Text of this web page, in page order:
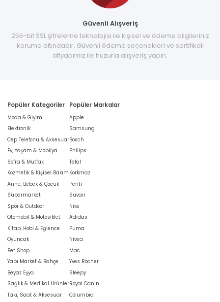
Güvenli Alışveriş
256-bit SSL şifreleme teknolojisi ile kişisel ve ödeme bilgileriniz
koruma altındadır. Güvenli ödeme seçenekleri ve sertifikalı
altyapımız ile huzurla alışveriş yapın.
Popüler Kategoriler
Moda & Giyim
Elektronik
Cep Telefonu & Aksesuar
Ev, Yaşam & Mobilya
Sofra & Mutfak
Kozmetik & Kişisel Bakım
Anne, Bebek & Çocuk
Süpermarket
Spor & Outdoor
Otomobil & Motosiklet
Kitap, Hobi & Eğlence
Oyuncak
Pet Shop
Yapı Market & Bahçe
Beyaz Eşya
Sağlık & Medikal Ürünler
Takı, Saat & Aksesuar
Popüler Markalar
Apple
Samsung
Bosch
Philips
Tefal
Korkmaz
Penti
Süvari
Nike
Adidas
Puma
Nivea
Mac
Yves Rocher
Sleepy
Royal Canin
Columbia